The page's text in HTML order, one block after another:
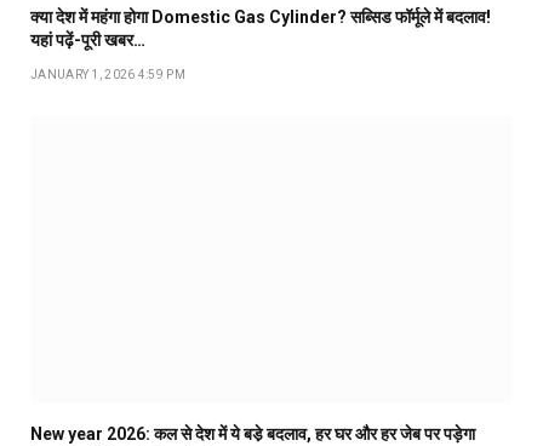
क्या देश में महंगा होगा Domestic Gas Cylinder? सब्सिड फॉर्मूले में बदलाव!
यहां पढ़ें-पूरी खबर…
JANUARY 1, 2026 4:59 PM
New year 2026: कल से देश में ये बडे़ बदलाव, हर घर और हर जेब पर पड़ेगा